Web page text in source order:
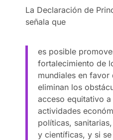
La Declaración de
señala que
es posible
fortalecimiento de
mundiales en
eliminan los
acceso equitativo
actividades
políticas,
y científicas, y si